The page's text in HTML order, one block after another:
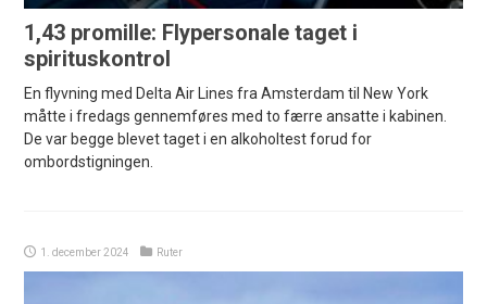
1,43 promille: Flypersonale taget i
spirituskontrol
En flyvning med Delta Air Lines fra Amsterdam til New York
måtte i fredags gennemføres med to færre ansatte i kabinen.
De var begge blevet taget i en alkoholtest forud for
ombordstigningen.
1. december 2024 Ruter